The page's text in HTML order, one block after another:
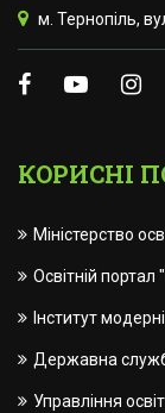
м. Тернопіль,
КОРИСНІ
Міністерство
Освітній
Інститут
Державна
Управління